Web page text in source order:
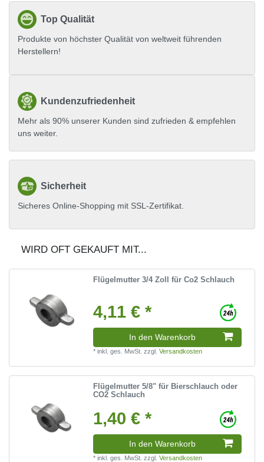
Top Qualität
Produkte von höchster Qualität von weltweit führenden
Herstellern!
Kundenzufriedenheit
Mehr als 90% unserer Kunden sind zufrieden & empfehlen
uns weiter.
Sicherheit
Sicheres Online-Shopping mit SSL-Zertifikat.
WIRD OFT GEKAUFT MIT...
Flügelmutter 3/4 Zoll für Co2 Schlauch
4,11 € *
In den Warenkorb
*inkl. ges. MwSt. zzgl.Versandkosten
Flügelmutter 5/8" für Bierschlauch oder
CO2 Schlauch
1,40 € *
In den Warenkorb
*inkl. ges. MwSt. zzgl.Versandkosten